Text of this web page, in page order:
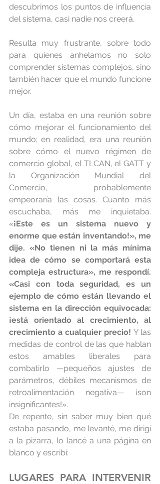
descubrimos los puntos de influencia
del sistema, casi nadie nos creerá.
Resulta muy frustrante, sobre todo
para quienes anhelamos no solo
comprender sistemas complejos, sino
también hacer que el mundo funcione
mejor.
Un día, estaba en una reunión sobre
cómo mejorar el funcionamiento del
mundo; en realidad, era una reunión
sobre cómo el nuevo régimen de
comercio global, el TLCAN, el GATT y
la Organización Mundial del
Comercio, probablemente
empeoraría las cosas. Cuanto más
escuchaba, más me inquietaba.
«¡Este es un sistema nuevo y
enorme que están inventando!», me
dije. «No tienen ni la más mínima
idea de cómo se comportará esta
compleja estructura», me respondí.
«Casi con toda seguridad, es un
ejemplo de cómo están llevando el
sistema en la dirección equivocada:
¡está orientado al crecimiento, al
crecimiento a cualquier precio! Y las
medidas de control de las que hablan
estos amables liberales para
combatirlo —pequeños ajustes de
parámetros, débiles mecanismos de
retroalimentación negativa— ¡son
insignificantes!».
De repente, sin saber muy bien qué
estaba pasando, me levanté, me dirigí
a la pizarra, lo lancé a una página en
blanco y escribí:
LUGARES PARA INTERVENIR